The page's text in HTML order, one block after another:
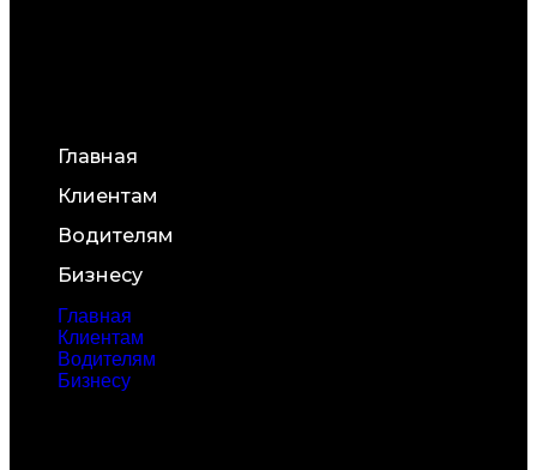
Главная
Клиентам
Водителям
Бизнесу
Главная
Клиентам
Водителям
Бизнесу